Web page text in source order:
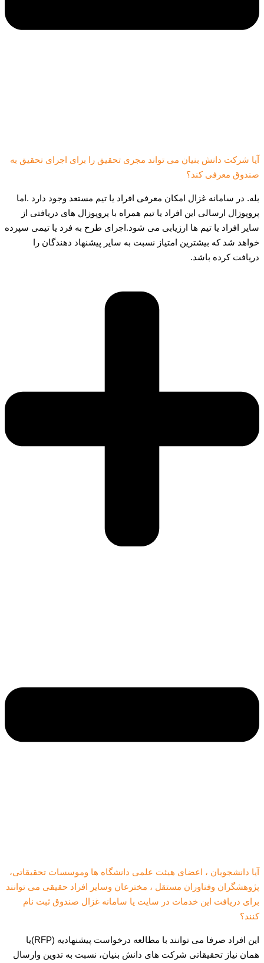
آیا شرکت دانش بنیان می تواند مجری تحقیق را برای اجرای تحقیق به
صندوق معرفی کند؟
بله. در سامانه غزال امکان معرفی افراد یا تیم مستعد وجود دارد .اما
پروپوزال ارسالی این افراد یا تیم همراه با پروپوزال های دریافتی از
سایر افراد یا تیم ها ارزیابی می شود.اجرای طرح به فرد یا تیمی سپرده
خواهد شد که بیشترین امتیاز نسبت به سایر پیشنهاد دهندگان را
دریافت کرده باشد.
آیا دانشجویان ، اعضای هیئت علمی دانشگاه ها وموسسات تحقیقاتی،
پژوهشگران وفناوران مستقل ، مخترعان وسایر افراد حقیقی می توانند
برای دریافت این خدمات در سایت یا سامانه غزال صندوق ثبت نام
کنند؟
این افراد صرفا می توانند با مطالعه درخواست پیشنهادیه (RFP)یا
همان نیاز تحقیقاتی شرکت های دانش بنیان، نسبت به تدوین وارسال